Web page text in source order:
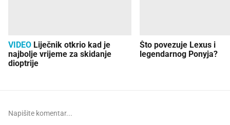
VIDEO
najbolje vrijeme za skidanje
dioptrije
Što povezuje Lexus i
legendarnog Ponyja?